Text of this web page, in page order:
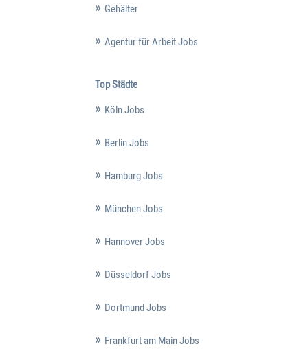
Gehälter
Agentur für Arbeit Jobs
Top Städte
Köln Jobs
Berlin Jobs
Hamburg Jobs
München Jobs
Hannover Jobs
Düsseldorf Jobs
Dortmund Jobs
Frankfurt am Main Jobs